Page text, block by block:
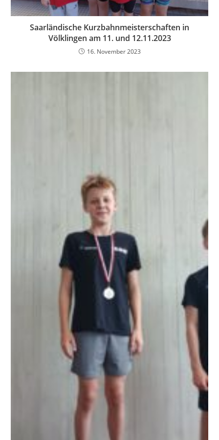
Saarländische Kurzbahnmeisterschaften in
Völklingen am 11. und 12.11.2023
16. November 2023